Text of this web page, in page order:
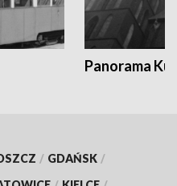
Panorama
/ GDAŃSK /